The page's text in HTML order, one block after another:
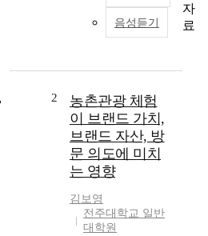
음성듣기
2
농촌관광 체험
이 브랜드 가치,
브랜드 자산, 방
문 의도에 미치
는 영향
김보영
전주대학교 일반
대학원
자
료